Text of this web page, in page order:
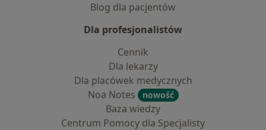
Blog dla pacjentów
Dla profesjonalistów
Cennik
Dla lekarzy
Dla placówek medycznych
Noa Notes
nowość
Baza wiedzy
Centrum Pomocy dla Specjalisty